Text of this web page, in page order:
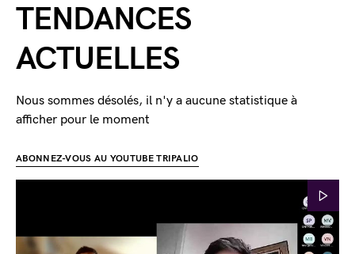
TENDANCES
ACTUELLES
Nous sommes désolés, il n'y a aucune statistique à
afficher pour le moment
ABONNEZ-VOUS AU YOUTUBE TRIPALIO